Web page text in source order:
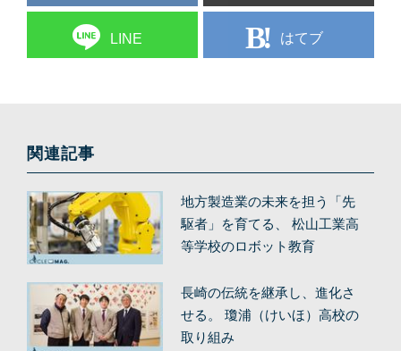
LINE はてブ
関連記事
地方製造業の未来を担う「先
駆者」を育てる、 松山工業高
等学校のロボット教育
長崎の伝統を継承し、進化さ
せる。 瓊浦（けいほ）高校の
取り組み